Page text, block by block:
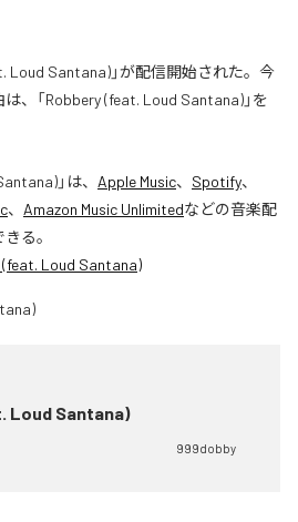
Loud Santana)」が配信開始された。今
、「Robbery (feat. Loud Santana)」を
」は、 Apple Music、 Spotify、
、 Amazon Music Unlimitedなどの音楽配
る。
(feat. Loud Santana)
Loud Santana)
999dobby